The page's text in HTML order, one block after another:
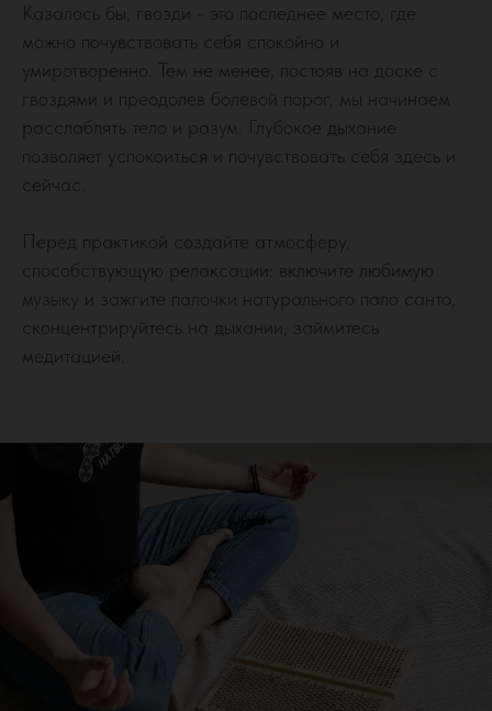
Казалось бы, гвозди - это последнее место, где
можно почувствовать себя спокойно и
умиротворенно. Тем не менее, постояв на доске с
гвоздями и преодолев болевой порог, мы начинаем
расслаблять тело и разум. Глубокое дыхание
позволяет успокоиться и почувствовать себя здесь и
сейчас.
Перед практикой создайте атмосферу,
способствующую релаксации: включите любимую
музыку и зажгите палочки натурального пало санто,
сконцентрируйтесь на дыхании, займитесь
медитацией.